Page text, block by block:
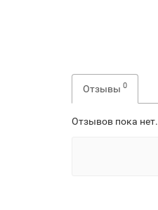
Отзывы 0
Отзывов пока нет.